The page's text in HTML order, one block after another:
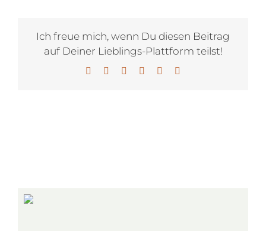
Ich freue mich, wenn Du diesen Beitrag
auf Deiner Lieblings-Plattform teilst!
Facebook LinkedInWhatsApp
Pinterest